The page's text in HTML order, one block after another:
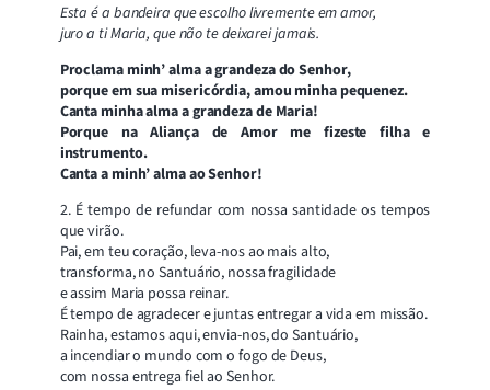
Esta é a bandeira que escolho livremente em amor,
juro a ti Maria, que não te deixarei jamais.
Proclama minh’ alma a grandeza do Senhor,
porque em sua misericórdia, amou minha pequenez.
Canta minha alma a grandeza de Maria!
Porque na Aliança de Amor me fizeste filha e
instrumento.
Canta a minh’ alma ao Senhor!
2. É tempo de refundar com nossa santidade os tempos
que virão.
Pai, em teu coração, leva-nos ao mais alto,
transforma, no Santuário, nossa fragilidade
e assim Maria possa reinar.
É tempo de agradecer e juntas entregar a vida em missão.
Rainha, estamos aqui, envia-nos, do Santuário,
a incendiar o mundo com o fogo de Deus,
com nossa entrega fiel ao Senhor.